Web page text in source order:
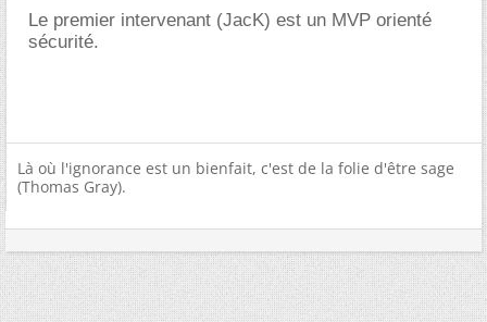
Le premier intervenant (JacK) est un MVP orienté
sécurité.
Là où l'ignorance est un bienfait, c'est de la folie d'être sage
(Thomas Gray).